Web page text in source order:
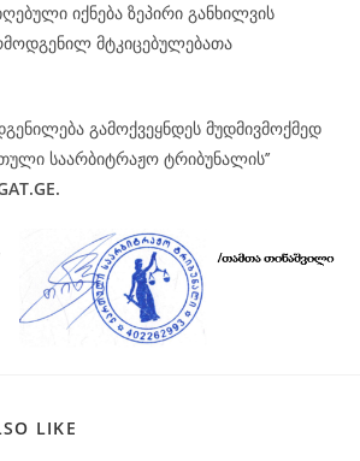
იქნება ზეპირი განხილვის
მტკიცებულებათა
გამოქვეყნდეს მუდმივმოქმედ
საარბიტრაჟო ტრიბუნალის’’
LIKE